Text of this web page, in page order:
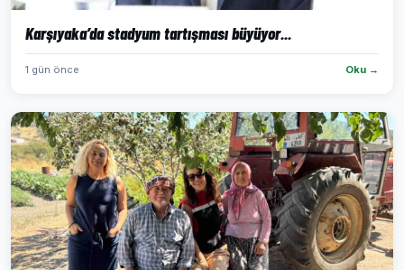
Karşıyaka’da stadyum tartışması büyüyor...
1 gün önce Oku →